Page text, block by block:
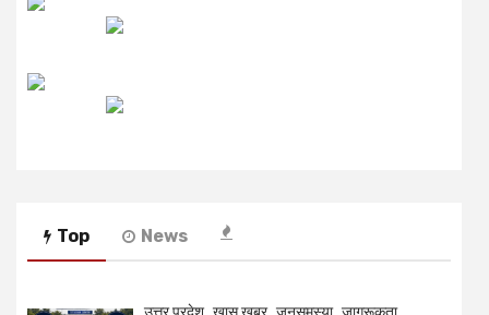
Top News
उत्तर प्रदेश खास खबर जनसमस्या जागरूकता